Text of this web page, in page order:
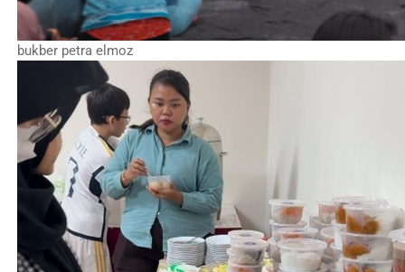
bukber petra elmoz